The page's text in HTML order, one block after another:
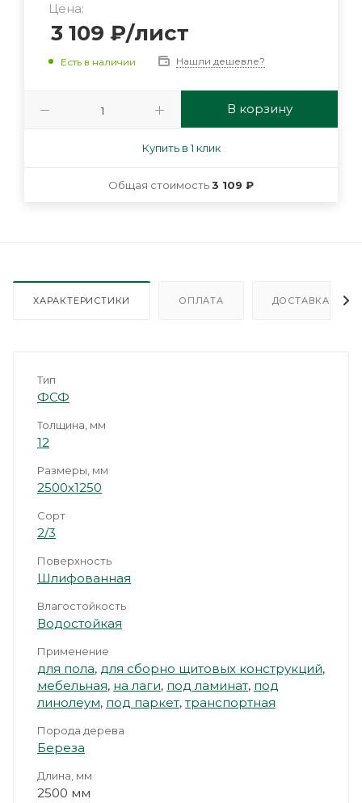
Цена:
3 109 ₽/лист
Есть в наличии Нашли дешевле?
В корзину
Купить в 1 клик
Общая стоимость3 109 ₽
ХАРАКТЕРИСТИКИ ОПЛАТА ДОСТАВКА
Тип
ФСФ
Толщина, мм
12
Размеры, мм
2500х1250
Сорт
2/3
Поверхность
Шлифованная
Влагостойкость
Водостойкая
Применение
для пола, для сборно щитовых конструкций,
мебельная, на лаги, под ламинат, под
линолеум, под паркет,транспортная
Порода дерева
Береза
Длина, мм
2500 мм